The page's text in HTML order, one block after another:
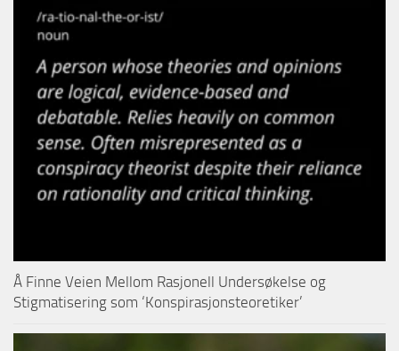
Å Finne Veien Mellom Rasjonell Undersøkelse og
Stigmatisering som ‘Konspirasjonsteoretiker’